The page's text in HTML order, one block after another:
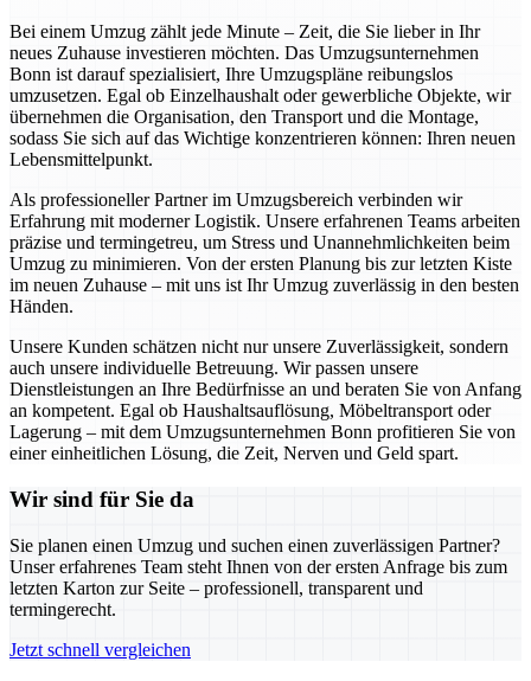
Bei einem Umzug zählt jede Minute – Zeit, die Sie lieber in Ihr
neues Zuhause investieren möchten. Das Umzugsunternehmen
Bonn ist darauf spezialisiert, Ihre Umzugspläne reibungslos
umzusetzen. Egal ob Einzelhaushalt oder gewerbliche Objekte, wir
übernehmen die Organisation, den Transport und die Montage,
sodass Sie sich auf das Wichtige konzentrieren können: Ihren neuen
Lebensmittelpunkt.
Als professioneller Partner im Umzugsbereich verbinden wir
Erfahrung mit moderner Logistik. Unsere erfahrenen Teams arbeiten
präzise und termingetreu, um Stress und Unannehmlichkeiten beim
Umzug zu minimieren. Von der ersten Planung bis zur letzten Kiste
im neuen Zuhause – mit uns ist Ihr Umzug zuverlässig in den besten
Händen.
Unsere Kunden schätzen nicht nur unsere Zuverlässigkeit, sondern
auch unsere individuelle Betreuung. Wir passen unsere
Dienstleistungen an Ihre Bedürfnisse an und beraten Sie von Anfang
an kompetent. Egal ob Haushaltsauflösung, Möbeltransport oder
Lagerung – mit dem Umzugsunternehmen Bonn profitieren Sie von
einer einheitlichen Lösung, die Zeit, Nerven und Geld spart.
Wir sind für Sie da
Sie planen einen Umzug und suchen einen zuverlässigen Partner?
Unser erfahrenes Team steht Ihnen von der ersten Anfrage bis zum
letzten Karton zur Seite – professionell, transparent und
termingerecht.
Jetzt schnell vergleichen